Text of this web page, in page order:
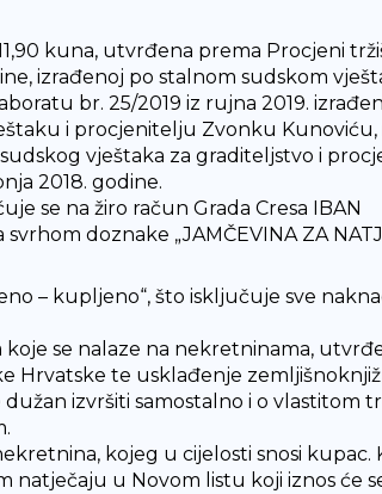
kuna, utvrđena prema Procjeni
izrađenoj po stalnom sudskom
br. 25/2019 iz rujna 2019.
i procjenitelju Zvonku Kunoviću,
vještaka za graditeljstvo i
2018. godine.
se na žiro račun Grada Cresa IBAN
doznake „JAMČEVINA ZA
– kupljeno“, što isključuje sve
se nalaze na nekretninama,
Hrvatske te usklađenje
izvršiti samostalno i o vlastitom
kojeg u cijelosti snosi kupac.
natječaju u Novom listu koji iznos će